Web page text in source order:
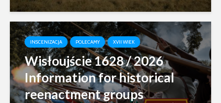
INSCENIZACJA POLECAMY XVII WIEK
Wisłoujście 1628 / 2026
Information for historical
reenactment groups